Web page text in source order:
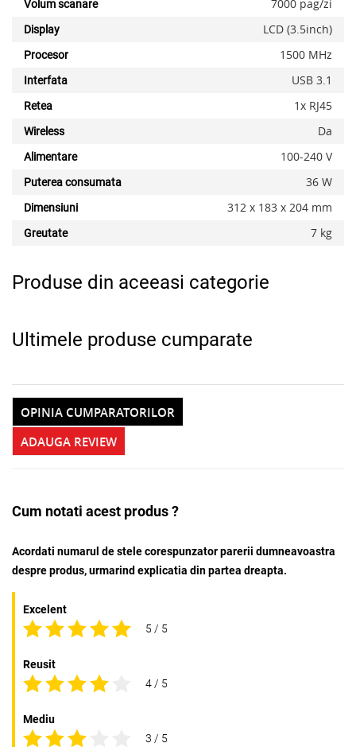
Volum scanare 7000 pag/zi
Display LCD (3.5inch)
Procesor 1500 MHz
Interfata USB 3.1
Retea 1x RJ45
Wireless Da
Alimentare 100-240 V
Puterea consumata 36 W
Dimensiuni 312 x 183 x 204 mm
Greutate 7 kg
Produse din aceeasi categorie
Ultimele produse cumparate
ADAUGA REVIEW
OPINIA CUMPARATORILOR
Cum notati acest produs ?
Acordati numarul de stele corespunzator parerii dumneavoastra
despre produs, urmarind explicatia din partea dreapta.
Excelent
5 / 5
Reusit
4 / 5
Mediu
3 / 5